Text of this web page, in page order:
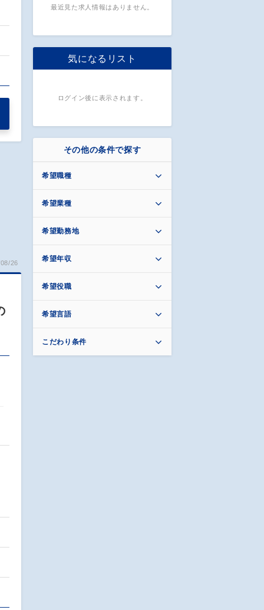
26
最近見た求人情報はありません。
気になるリスト
ログイン後に表示されます。
その他の条件で探す
希望職種
希望業種
希望勤務地
希望年収
希望役職
希望言語
こだわり条件